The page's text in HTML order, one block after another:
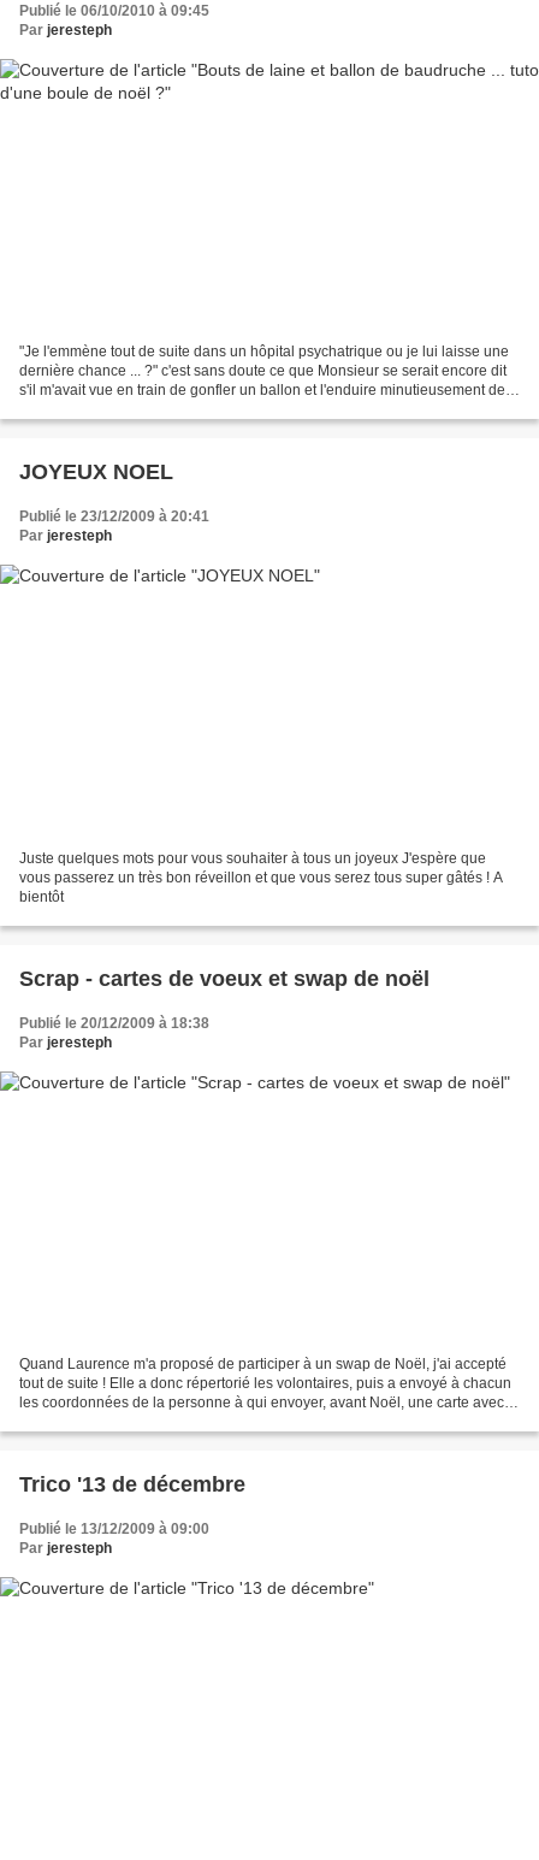
Publié le 06/10/2010 à 09:45
Par jeresteph
"Je l'emmène tout de suite dans un hôpital psychatrique ou je lui laisse une
dernière chance ... ?" c'est sans doute ce que Monsieur se serait encore dit
s'il m'avait vue en train de gonfler un ballon et l'enduire minutieusement de
JOYEUX NOEL
Publié le 23/12/2009 à 20:41
Par jeresteph
Juste quelques mots pour vous souhaiter à tous un joyeux J'espère que
vous passerez un très bon réveillon et que vous serez tous super gâtés ! A
bientôt
Scrap - cartes de voeux et swap de noël
Publié le 20/12/2009 à 18:38
Par jeresteph
Quand Laurence m'a proposé de participer à un swap de Noël, j'ai accepté
tout de suite ! Elle a donc répertorié les volontaires, puis a envoyé à chacun
les coordonnées de la personne à qui envoyer, avant Noël, une carte avec
Trico '13 de décembre
Publié le 13/12/2009 à 09:00
Par jeresteph